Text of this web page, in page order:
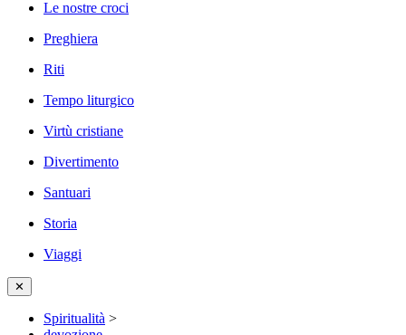
Le nostre croci
Preghiera
Riti
Tempo liturgico
Virtù cristiane
Divertimento
Santuari
Storia
Viaggi
✕
Spiritualità >